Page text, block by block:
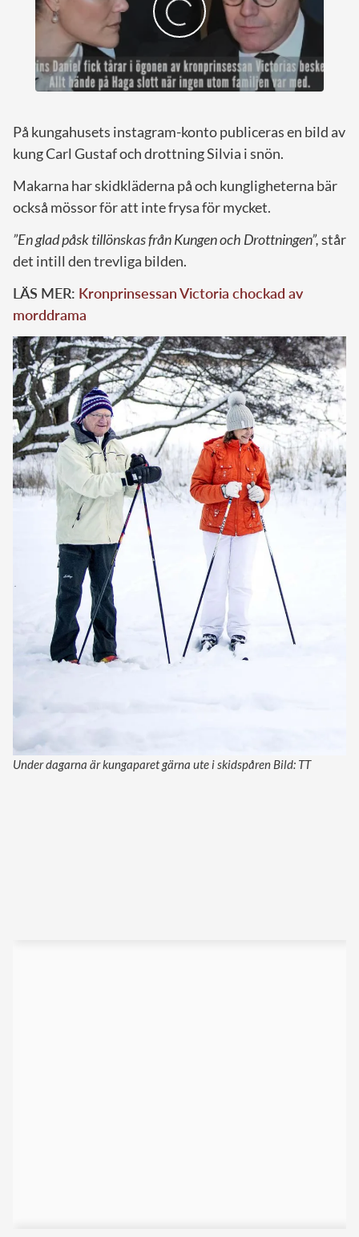
På kungahusets instagram-konto publiceras en bild av
kung Carl Gustaf och drottning Silvia i snön.
Makarna har skidkläderna på och kungligheterna bär
också mössor för att inte frysa för mycket.
”En glad påsk tillönskas från Kungen och Drottningen”,står
det intill den trevliga bilden.
LÄS MER: Kronprinsessan Victoria chockad av
morddrama
Under dagarna är kungaparet gärna ute i skidspåren Bild: TT